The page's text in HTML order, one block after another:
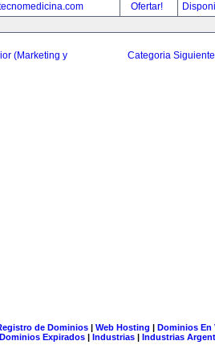
Ofertar!
(Marketing y
Categoria
de Dominios| Web Hosting | Dominios En
Dominios Expirados | Industrias | Industrias